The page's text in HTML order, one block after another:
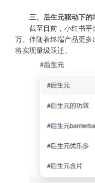
三、后生元驱动下的
截至目前，小红书
万。伴随着终端产品更
将实现量级跃迁。